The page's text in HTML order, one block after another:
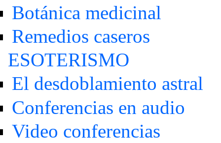
Botánica medicinal
Remedios caseros
ESOTERISMO
El desdoblamiento astral
Conferencias en audio
Video conferencias